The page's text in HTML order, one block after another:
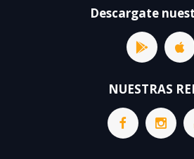
Descargate
NUESTRAS